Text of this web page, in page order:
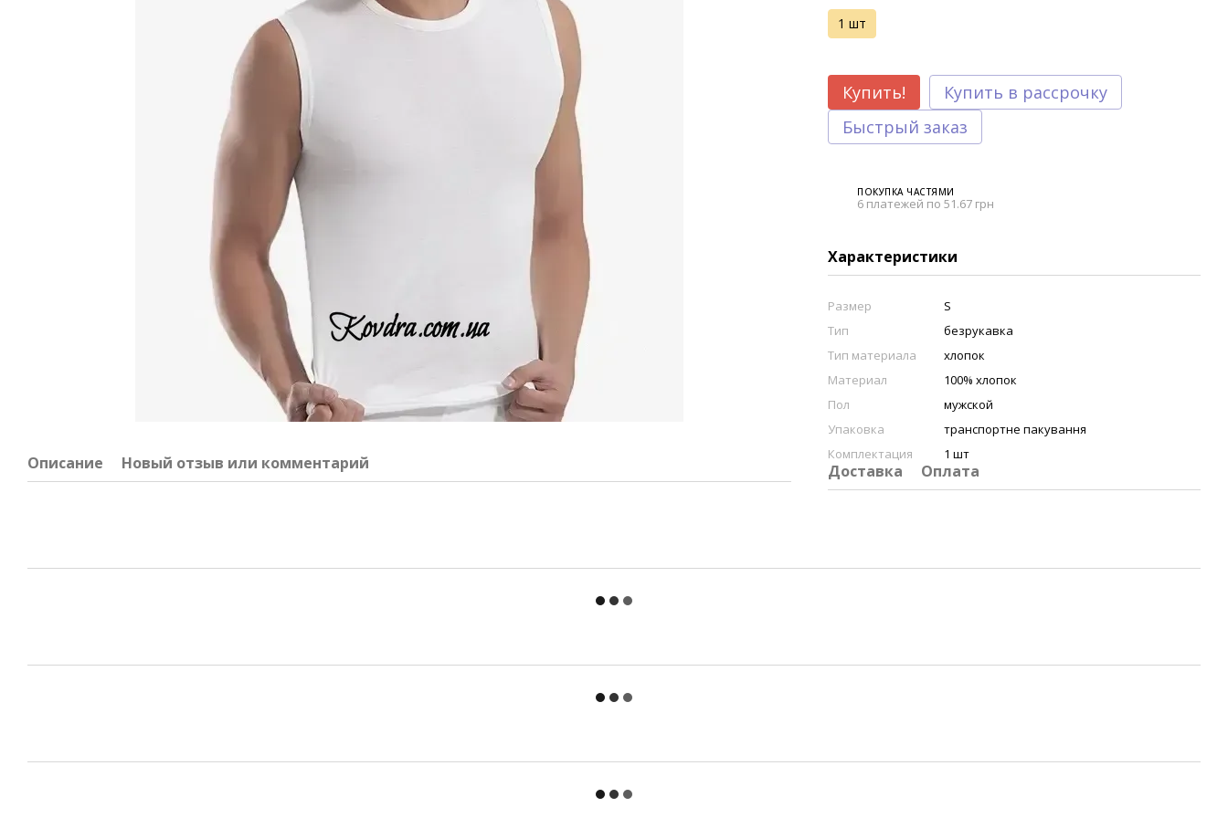
Описание Новый отзыв или комментарий
1 шт
Купить!
Купить в рассрочку
Быстрый заказ
ПОКУПКА ЧАСТЯМИ
6 платежей по 51.67 грн
Характеристики
Размер
S
Тип
безрукавка
Тип материала
хлопок
Материал
100% хлопок
Пол
мужской
Упаковка
транспортне пакування
Комплектация
1 шт
Доставка Оплата